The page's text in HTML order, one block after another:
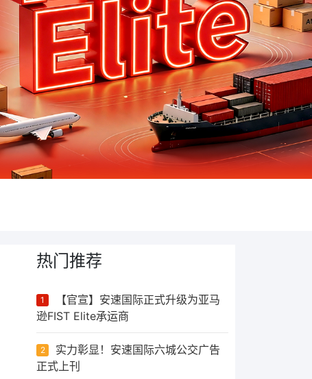
热门推荐
1
【官宣】安速国际正式升级为亚马
逊FIST Elite承运商
2
实力彰显！安速国际六城公交广告
正式上刊